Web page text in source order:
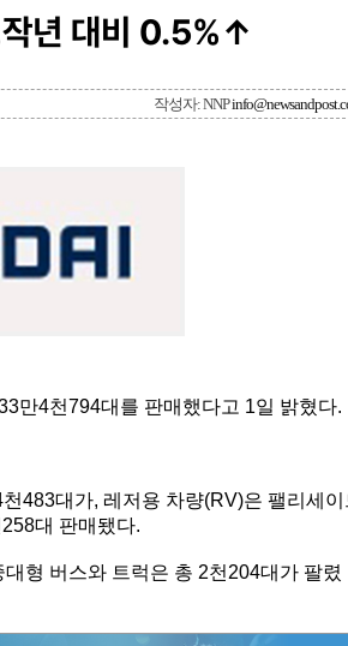
년 대비 0.5%↑
작성자: NNP
만4천794대를 판매했다고 1일 밝혔다.
483대가, 레저용 차량(RV)은 팰리세이
대 판매됐다.
형 버스와 트럭은 총 2천204대가 팔렸